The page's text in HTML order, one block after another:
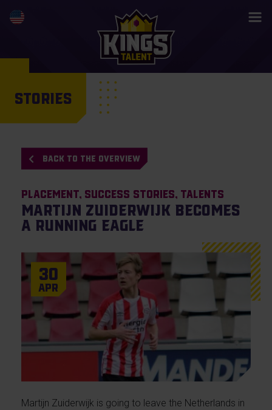
STORIES
BACK TO THE OVERVIEW
Placement Success Stories Talents
Martijn Zuiderwijk becomes
a Running Eagle
30
Apr
Martijn Zuiderwijk is going to leave the Netherlands in